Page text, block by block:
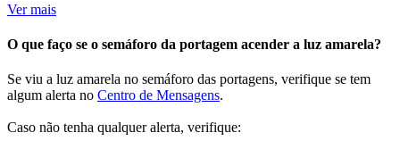
Ver mais
O que faço se o semáforo da portagem acender a luz amarela?
Se viu a luz amarela no semáforo das portagens, verifique se tem
algum alerta no Centro de Mensagens.
Caso não tenha qualquer alerta, verifique: